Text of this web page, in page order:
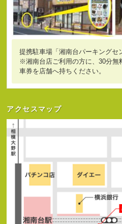
提携駐車場「湘南台パーキングセ
※湘南台店ご利用の方に、30分無
車券を店舗へ持ちください。
アクセスマップ